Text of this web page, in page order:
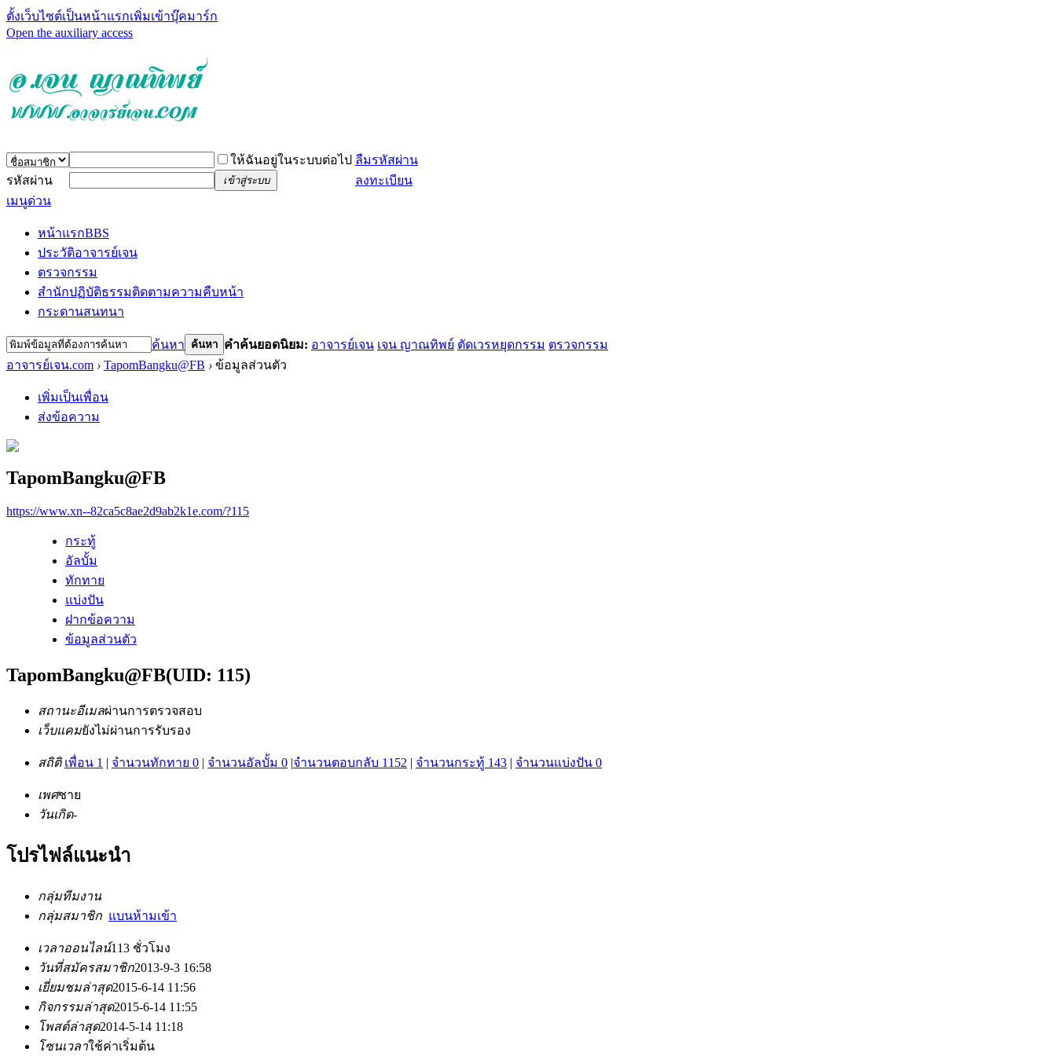
ตั้งเว็บไซต์เป็นหน้าแรกเพิ่มเข้าบุ๊คมาร์ก
Open the auxiliary access
ให้ฉันอยู่ในระบบต่อไป ลืมรหัสผ่าน
รหัสผ่าน
เข้าสู่ระบบ
ลงทะเบียน
เมนูด่วน
หน้าแรกBBS
ประวัติอาจารย์เจน
ตรวจกรรม
สำนักปฏิบัติธรรมติดตามความคืบหน้า
กระดานสนทนา
ค้นหา ค้นหา คำค้นยอดนิยม: อาจารย์เจน เจน ญาณทิพย์ ตัดเวรหยุดกรรม ตรวจกรรม
อาจารย์เจน.com › TapomBangku@FB › ข้อมูลส่วนตัว
เพิ่มเป็นเพื่อน
ส่งข้อความ
TapomBangku@FB
https://www.xn--82ca5c8ae2d9ab2k1e.com/?115
กระทู้
อัลบั้ม
ทักทาย
แบ่งปัน
ฝากข้อความ
ข้อมูลส่วนตัว
TapomBangku@FB(UID: 115)
สถานะอีเมลผ่านการตรวจสอบ
เว็บแคมยังไม่ผ่านการรับรอง
สถิติ เพื่อน 1 | จำนวนทักทาย 0 | จำนวนอัลบั้ม 0 |จำนวนตอบกลับ 1152 | จำนวนกระทู้ 143 | จำนวนแบ่งปัน 0
เพศชาย
วันเกิด-
โปรไฟล์แนะนำ
กลุ่มทีมงาน
กลุ่มสมาชิก แบนห้ามเข้า
เวลาออนไลน์113 ชั่วโมง
วันที่สมัครสมาชิก2013-9-3 16:58
เยี่ยมชมล่าสุด2015-6-14 11:56
กิจกรรมล่าสุด2015-6-14 11:55
โพสต์ล่าสุด2014-5-14 11:18
โซนเวลาใช้ค่าเริ่มต้น